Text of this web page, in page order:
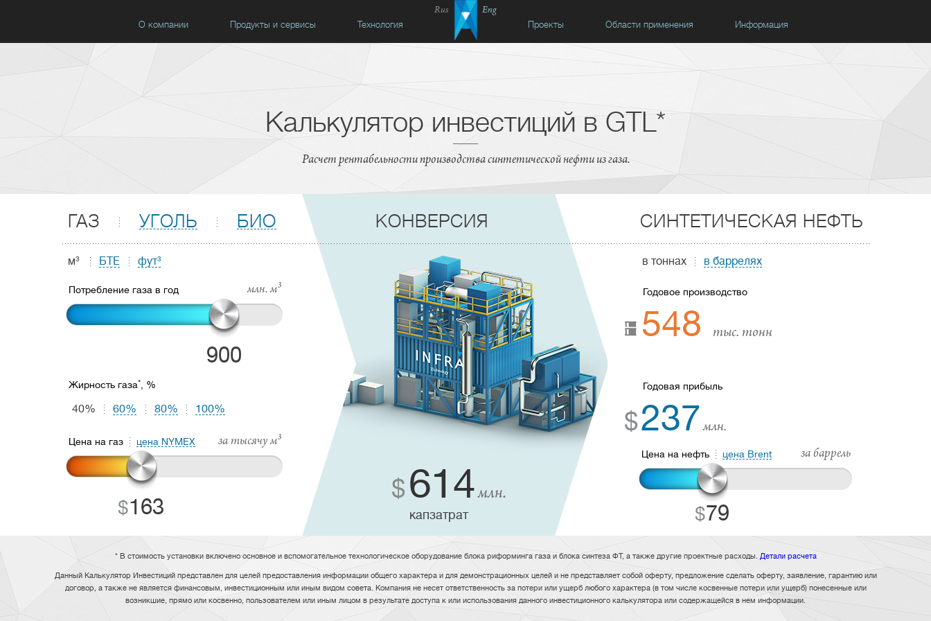
Rus
Eng
О компании
Продукты и сервисы Технология Проекты Области применения Информация
Калькулятор инвестиций в GTL*
Расчет рентабельности производства синтетической нефти из газа.
ГАЗ УГОЛЬ БИО
м³ БТЕ фут³
Потребление газа в год млн. м³
900
Жирность газа*, %
40% 60% 80% 100%
Цена на газ цена NYMEX за тысячу м³
163
КОНВЕРСИЯ
$614 млн.
капзатрат
СИНТЕТИЧЕСКАЯ НЕФТЬ
в тоннах в баррелях
Годовое производство
548 тыс. тонн
Годовая прибыль
$237 млн.
Цена на нефть цена Brent за баррель
79
* В стоимость установки включено основное и вспомогательное технологическое оборудование блока риформинга газа и блока синтеза ФТ, а также другие проектные расходы. Детали расчета
Данный Калькулятор Инвестиций представлен для целей предоставления информации общего характера и для демонстрационных целей и не представляет собой оферту, предложение сделать оферту, заявление, гарантию или
договор, а также не является финансовым, инвестиционным или иным видом совета. Компания не несет ответственность за потери или ущерб любого характера (в том числе косвенные потери или ущерб) понесенные или
возникшие, прямо или косвенно, пользователем или иным лицом в результате доступа к или использования данного инвестиционного калькулятора или содержащейся в нем информации.